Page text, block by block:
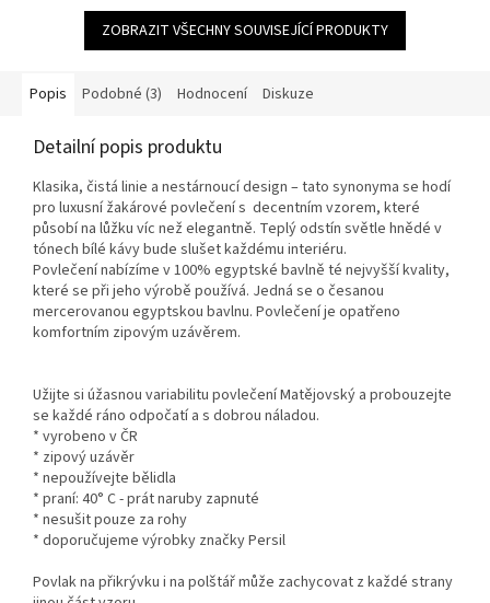
ZOBRAZIT VŠECHNY SOUVISEJÍCÍ PRODUKTY
Popis Podobné (3) Hodnocení Diskuze
Detailní popis produktu
Klasika, čistá linie a nestárnoucí design – tato synonyma se hodí
pro luxusní žakárové povlečení s decentním vzorem, které
působí na lůžku víc než elegantně. Teplý odstín světle hnědé v
tónech bílé kávy bude slušet každému interiéru.
Povlečení nabízíme v 100% egyptské bavlně té nejvyšší kvality,
které se při jeho výrobě používá. Jedná se o česanou
mercerovanou egyptskou bavlnu. Povlečení je opatřeno
komfortním zipovým uzávěrem.
Užijte si úžasnou variabilitu povlečení Matějovský a probouzejte
se každé ráno odpočatí a s dobrou náladou.
* vyrobeno v ČR
* zipový uzávěr
* nepoužívejte bělidla
* praní: 40° C - prát naruby zapnuté
* nesušit pouze za rohy
* doporučujeme výrobky značky Persil
Povlak na přikrývku i na polštář může zachycovat z každé strany